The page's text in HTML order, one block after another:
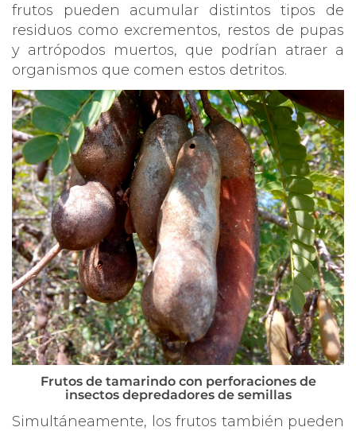
frutos pueden acumular distintos tipos de
residuos como excrementos, restos de pupas
y artrópodos muertos, que podrían atraer a
organismos que comen estos detritos.
Frutos de tamarindo con perforaciones de
insectos depredadores de semillas
Simultáneamente, los frutos también pueden